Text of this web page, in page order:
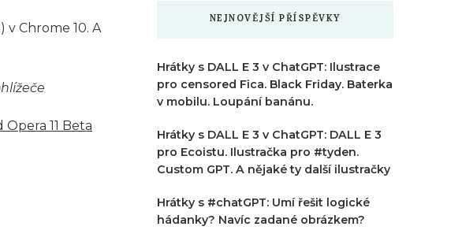
Chrome 10. A
11 Beta
NEJNOVĚJŠÍ PŘÍSPĚVKY
Hrátky s DALL E 3 v ChatGPT: Ilustrace
pro censored Fica. Black Friday. Baterka
v mobilu. Loupání banánu.
Hrátky s DALL E 3 v ChatGPT: DALL E 3
pro Ecoistu. Ilustračka pro #tyden.
Custom GPT. A nějaké ty další ilustračky
Hrátky s #chatGPT: Umí řešit logické
hádanky? Navíc zadané obrázkem?